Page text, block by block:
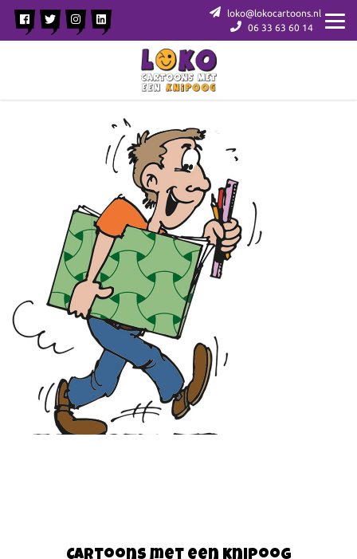
loko@lokocartoons.nl
06 33 63 60 14
Cartoons met een knipoog